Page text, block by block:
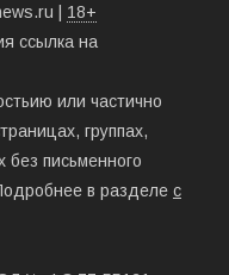
| 18+
ссылка на
или частично
группах,
без письменного
в разделе с